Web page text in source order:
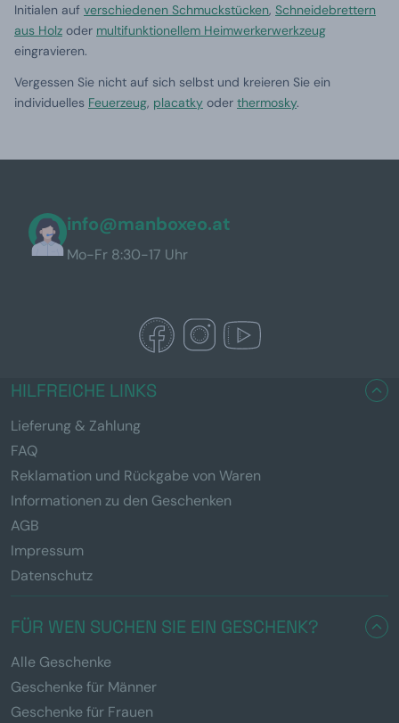
Initialen auf verschiedenen Schmuckstücken, Schneidebrettern
aus Holz oder multifunktionellem Heimwerkerwerkzeug
eingravieren.
Vergessen Sie nicht auf sich selbst und kreieren Sie ein
individuelles Feuerzeug, placatky oder thermosky.
info@manboxeo.at
Mo-Fr 8:30-17 Uhr
HILFREICHE LINKS
Lieferung & Zahlung
FAQ
Reklamation und Rückgabe von Waren
Informationen zu den Geschenken
AGB
Impressum
Datenschutz
FÜR WEN SUCHEN SIE EIN GESCHENK?
Alle Geschenke
Geschenke für Männer
Geschenke für Frauen